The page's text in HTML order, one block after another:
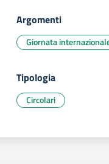
Argomenti
Giornata
Tipologia
Circolari